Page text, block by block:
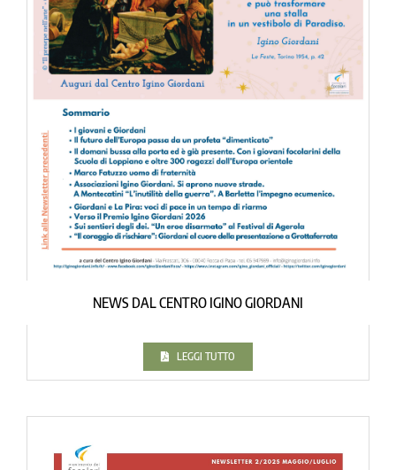
NEWS DAL CENTRO IGINO GIORDANI
LEGGI TUTTO